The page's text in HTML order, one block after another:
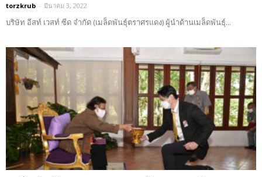
torzkrub - มีนาคม 3, 2022
บริษัท อีสท์ เวสท์ ซีด จำกัด (เมล็ดพันธุ์ตราศรแดง) ผู้นำด้านเมล็ดพันธุ์...